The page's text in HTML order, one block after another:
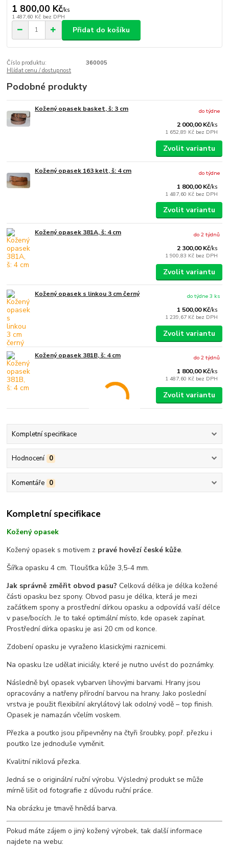
1 800,00 Kč/ks
1 487,60 Kč bez DPH
Přidat do košíku
Číslo produktu:
360005
Hlídat cenu / dostupnost
Podobné produkty
Kožený opasek basket, š: 3 cm
2 000,00 Kč/ks
1 652,89 Kč bez DPH
do týdne
Zvolit variantu
Kožený opasek 163 kelt, š: 4 cm
1 800,00 Kč/ks
1 487,60 Kč bez DPH
do týdne
Zvolit variantu
Kožený opasek 381A, š: 4 cm
2 300,00 Kč/ks
1 900,83 Kč bez DPH
do 2 týdnů
Zvolit variantu
Kožený opasek s linkou 3 cm černý
1 500,00 Kč/ks
1 239,67 Kč bez DPH
do týdne 3 ks
Zvolit variantu
Kožený opasek 381B, š: 4 cm
1 800,00 Kč/ks
1 487,60 Kč bez DPH
do 2 týdnů
Zvolit variantu
Kompletní specifikace
Hodnocení 0
Komentáře 0
Kompletní specifikace
Kožený opasek
Kožený opasek s motivem z pravé hovězí české kůže.
Šířka opasku 4 cm. Tloušťka kůže 3,5-4 mm.
Jak správně změřit obvod pasu?Celková délka je délka kožené
části opasku bez spony. Obvod pasu je délka, která je mezi
začátkem spony a prostřední dírkou opasku a odpovídá vaší délce
v pase/bocích. Je to také optimální místo, kde opasek zapínat.
Prostřední dírka opasku je asi 20 cm od konce.
Zdobení opasku je vyraženo klasickými raznicemi.
Na opasku lze udělat iniciály, které je nutno uvést do poznámky.
Následně byl opasek vybarven lihovými barvami. Hrany jsou
opracovány a natřeny přírodní barvou na hrany. Jako poslední
vrstva je použit flexibilní akrylátový lak odolný vodě – top finish.
Opasek je namazán včelím voskem.
Přezka a poutko jsou připevněny na čtyři šroubky, popř. přezku i
poutko lze jednoduše vyměnit.
Kvalitní niklová přezka.
Jedná se o originální ruční výrobu. Výsledný produkt se může
mírně lišit od fotografie z důvodu ruční práce.
Na obrázku je tmavě hnědá barva.
Pokud máte zájem o jiný kožený výrobek, tak další informace
najdete na webu: